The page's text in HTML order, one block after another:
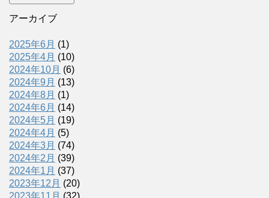
アーカイブ
2025年6月 (1)
2025年4月 (10)
2024年10月 (6)
2024年9月 (13)
2024年8月 (1)
2024年6月 (14)
2024年5月 (19)
2024年4月 (5)
2024年3月 (74)
2024年2月 (39)
2024年1月 (37)
2023年12月 (20)
2023年11月 (32)